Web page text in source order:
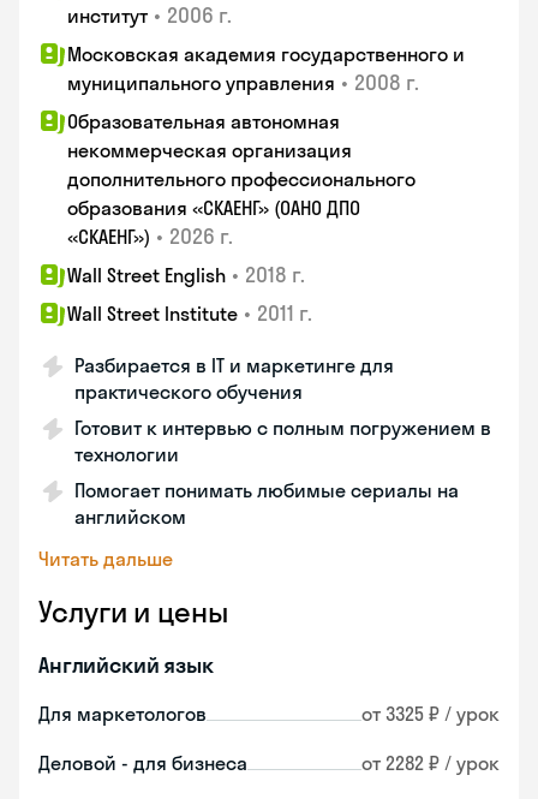
институт • 2006 г.
Московская академия государственного и
муниципального управления • 2008 г.
Образовательная автономная
некоммерческая организация
дополнительного профессионального
образования «СКАЕНГ» (ОАНО ДПО
«СКАЕНГ») • 2026 г.
Wall Street English • 2018 г.
Wall Street Institute • 2011 г.
Разбирается в IT и маркетинге для
практического обучения
Готовит к интервью с полным погружением в
технологии
Помогает понимать любимые сериалы на
английском
Читать дальше
Услуги и цены
Английский язык
Для маркетологов от 3325 ₽ / урок
Деловой - для бизнеса от 2282 ₽ / урок